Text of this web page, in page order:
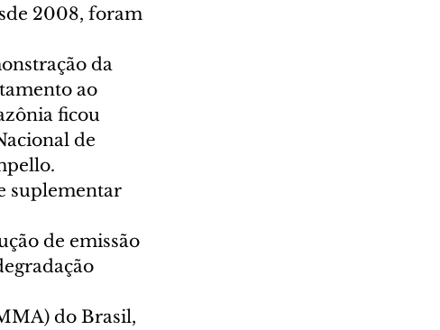
2008, foram
da
ao
ficou
de
suplementar
de emissão
do Brasil,